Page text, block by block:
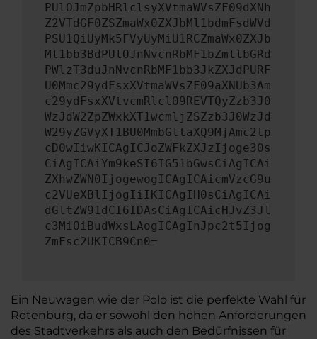
PUlOJmZpbHRlclsyXVtmaWVsZF09dXNh
Z2VTdGF0ZSZmaWx0ZXJbMl1bdmFsdWVd
PSU1QiUyMk5FVyUyMiU1RCZmaWx0ZXJb
Ml1bb3BdPUlOJnNvcnRbMF1bZmllbGRd
PWlzT3duJnNvcnRbMF1bb3JkZXJdPURF
U0Mmc29ydFsxXVtmaWVsZF09aXNUb3Am
c29ydFsxXVtvcmRlcl09REVTQyZzb3J0
WzJdW2ZpZWxkXT1wcmljZSZzb3J0WzJd
W29yZGVyXT1BU0MmbGltaXQ9MjAmc2tp
cD0wIiwKICAgICJoZWFkZXJzIjoge30s
CiAgICAiYm9keSI6IG51bGwsCiAgICAi
ZXhwZWN0IjogewogICAgICAicmVzcG9u
c2VUeXBlIjogIiIKICAgIH0sCiAgICAi
dGltZW91dCI6IDAsCiAgICAicHJvZ3Jl
c3MiOiBudWxsLAogICAgInJpc2t5Ijog
ZmFsc2UKICB9Cn0=
Ein Neuwagen wie der Polo ist die perfekte Wahl für
Rotenburg, da er sowohl den hohen Anforderungen
des Stadtverkehrs als auch den Bedürfnissen für